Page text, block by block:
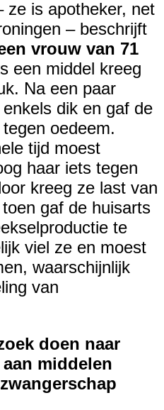
ze is apotheker, net
– beschrijft
vrouw van 71
een middel kreeg
Na een paar
dik en gaf de
oedeem.
tijd moest
haar iets tegen
kreeg ze last van
gaf de huisarts
te
viel ze en moest
waarschijnlijk
van
doen naar
middelen